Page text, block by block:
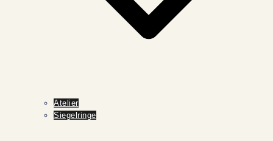
Atelier
Siegelringe